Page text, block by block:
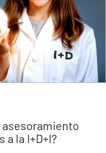
a la I+D+I?